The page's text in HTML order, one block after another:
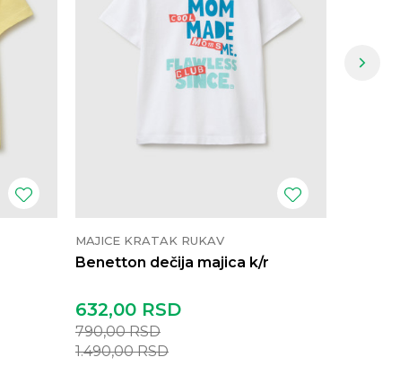
MAJICE KRATAK RUKAV
Benetton dečija majica k/r
632,00 RSD
790,00RSD
1.490,00RSD